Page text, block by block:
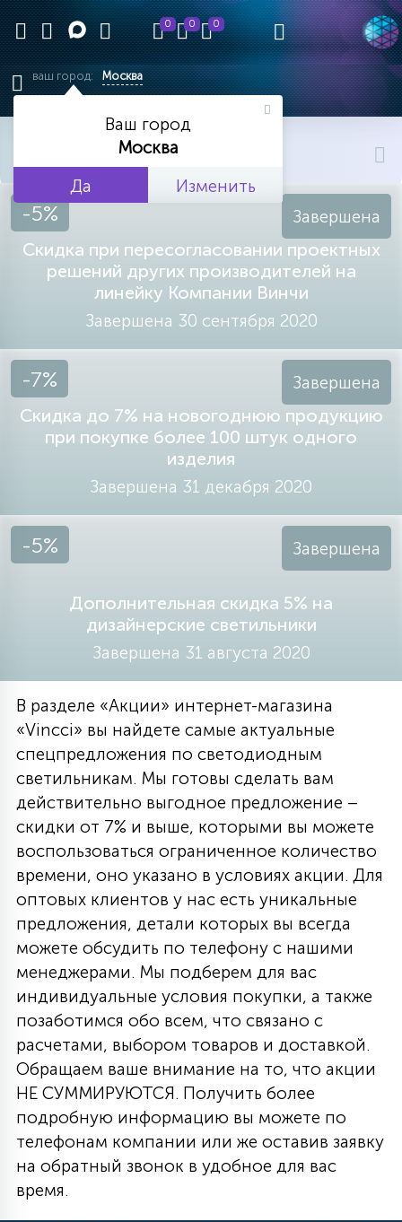
0 0 0
ваш город: Москва
Ваш город
Москва
Да
Изменить
акции и скидки
АКЦИИ И СКИДКИ
Скидка при пересогласовании проектных
решений других производителей на
линейку Компании Винчи
Завершена 30 сентября 2020
-5% Завершена
Скидка до 7% на новогоднюю продукцию
при покупке более 100 штук одного
изделия
Завершена 31 декабря 2020
-7% Завершена
Дополнительная скидка 5% на
дизайнерские светильники
Завершена 31 августа 2020
-5% Завершена
В разделе «Акции» интернет-магазина
«Vincci» вы найдете самые актуальные
спецпредложения по светодиодным
светильникам. Мы готовы сделать вам
действительно выгодное предложение –
скидки от 7% и выше, которыми вы можете
воспользоваться ограниченное количество
времени, оно указано в условиях акции. Для
оптовых клиентов у нас есть уникальные
предложения, детали которых вы всегда
можете обсудить по телефону с нашими
менеджерами. Мы подберем для вас
индивидуальные условия покупки, а также
позаботимся обо всем, что связано с
расчетами, выбором товаров и доставкой.
Обращаем ваше внимание на то, что акции
НЕ СУММИРУЮТСЯ. Получить более
подробную информацию вы можете по
телефонам компании или же оставив заявку
на обратный звонок в удобное для вас
время.